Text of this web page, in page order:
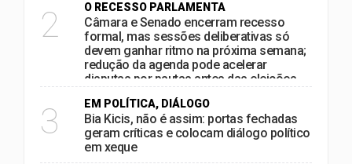
2 O RECESSO PARLAMENTA
Câmara e Senado encerram recesso
formal, mas sessões deliberativas só
devem ganhar ritmo na próxima semana;
redução da agenda pode acelerar
disputas por pautas antes das eleições
3 EM POLÍTICA, DIÁLOGO
Bia Kicis, não é assim: portas fechadas
geram críticas e colocam diálogo político
em xeque